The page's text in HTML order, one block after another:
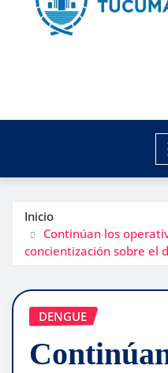
Inicio
Continúan los
concientización sobre el
DENGUE